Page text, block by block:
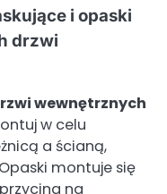
i opaski
drzwi
wewnętrznych
w celu
a ścianą,
montuje się
na